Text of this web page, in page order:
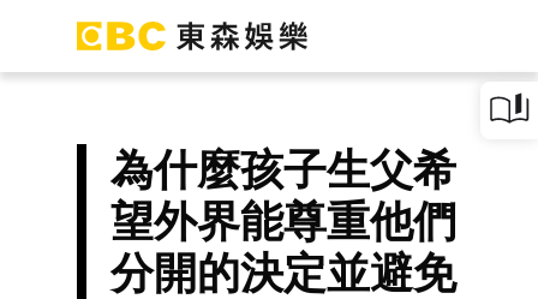
為什麼孩子生父希
望外界能尊重他們
分開的決定並避免